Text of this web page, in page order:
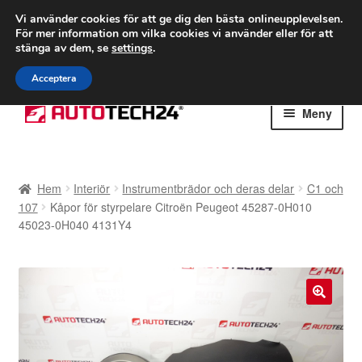
FRAKT från 75 kr
Världsomspännande frakt
Ring 766 924 713
Hoppa
till
Hoppa
till
Meny
Betalningar
Kolla upp
Hem Interiör Instrumentbrädor och deras delar
C1 och
107
Kåpor för styrpelare Citroën Peugeot 45287-0H010
45023-0H040 4131Y4
Vi använder cookies för att ge dig den bästa onlineupplevelsen.
För mer information om vilka cookies vi använder eller för att
stänga av dem, se settings.
Acceptera